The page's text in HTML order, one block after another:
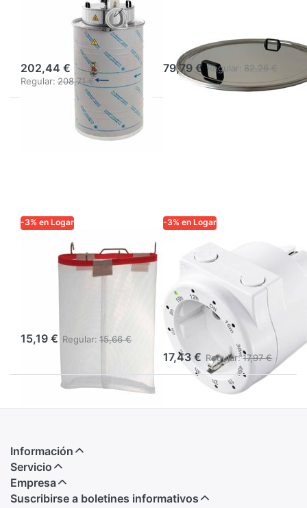
Funda Logar
descristalización
202,44 €
Regular: 208,71 €
3295, con 2 asas
79,79 € Regular: 82,26 €
-3% en Logar
LOGAR TRADE
Bolsa colgante
para cera de
15,19 € Regular: 15,66 €
-3% en Logar
Temporizador
para fundidor de
cera para
desopercular
Art. 3295
17,43 € Regular:17,97 €
Información
Servicio
Empresa
Suscribirse a boletines informativos